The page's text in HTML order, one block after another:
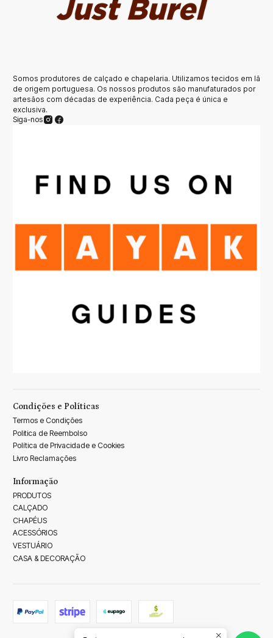
Somos produtores de calçado e chapelaria. Utilizamos tecidos em lã
de origem portuguesa. Os nossos produtos são manufaturados por
artesãos com décadas de experiência. Cada peça é única e
exclusiva.
Siga-nos
Condições e Políticas
Termos e Condições
Politica de Reembolso
Política de Privacidade e Cookies
Livro Reclamações
Informação
PRODUTOS
CALÇADO
CHAPÉUS
ACESSÓRIOS
VESTUÁRIO
CASA & DECORAÇÃO